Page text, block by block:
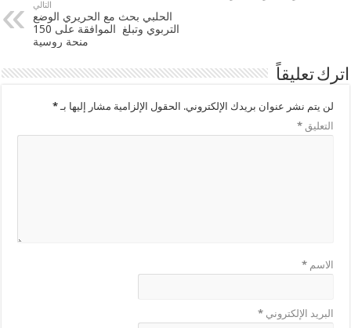
التالي
الحلبي بحث مع الحريري الوضع
التربوي وتبلغ الموافقة على 150
منحة روسية
اترك تعليقاً
لن يتم نشر عنوان بريدك الإلكتروني. الحقول الإلزامية مشار إليها بـ*
التعليق*
الاسم*
البريد الإلكتروني*